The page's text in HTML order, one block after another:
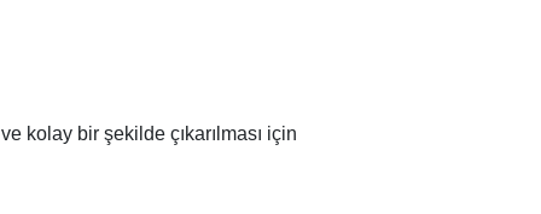
kolay bir şekilde çıkarılması için